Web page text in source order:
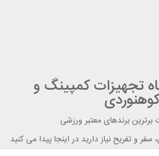
تجهیزات کمپینگ و
برندهای معتبر ورزشی
و تفریح نیاز دارید در اینجا پیدا می کنید